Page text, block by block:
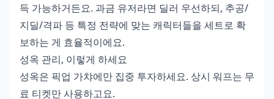
득 가능하거든요. 과금 유저라면 딜러 우선하되, 추공/
지딜/격파 등 특정 전략에 맞는 캐릭터들을 세트로 확
보하는 게 효율적이에요.
성옥 관리, 이렇게 하세요
성옥은 픽업 가챠에만 집중 투자하세요. 상시 워프는 무
료 티켓만 사용하고요.